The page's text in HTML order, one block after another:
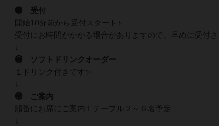
❶ 受付
開始10分前から受付スタート♪
受付にお時間がかかる場合がありますので、早めに受付
↓
❷ ソフトドリンクオーダー
１ドリンク付きです✨
↓
❸ ご案内
順番にお席にご案内１テーブル２～６名予定
↓